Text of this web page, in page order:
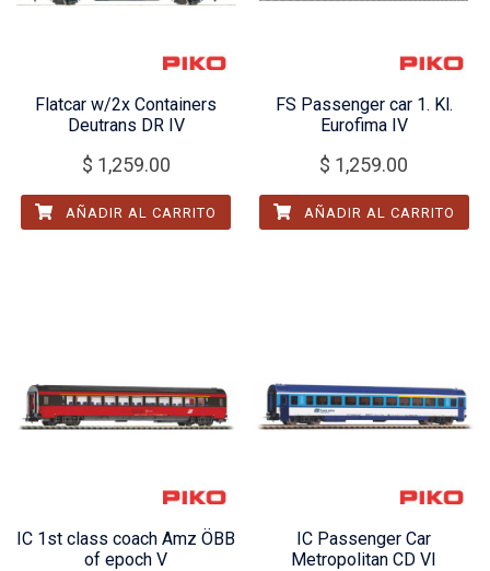
Flatcar w/2x Containers
Deutrans DR IV
$ 1,259.00
AÑADIR AL CARRITO
FS Passenger car 1. Kl.
Eurofima IV
$ 1,259.00
AÑADIR AL CARRITO
IC 1st class coach Amz ÖBB
of epoch V
IC Passenger Car
Metropolitan CD VI